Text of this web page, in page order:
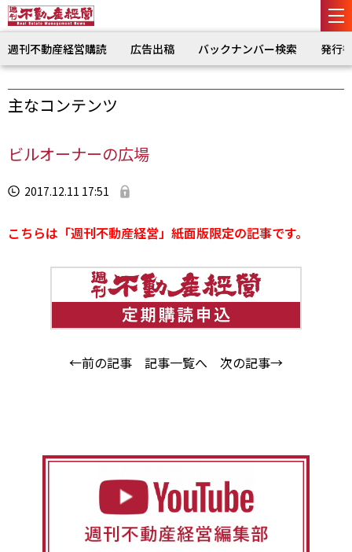
週刊不動産経営購読 広告出稿 バックナンバー検索 発行
主なコンテンツ
ビルオーナーの広場
2017.12.11 17:51
こちらは「週刊不動産経営」紙面版限定の記事です。
←前の記事 記事一覧へ 次の記事→